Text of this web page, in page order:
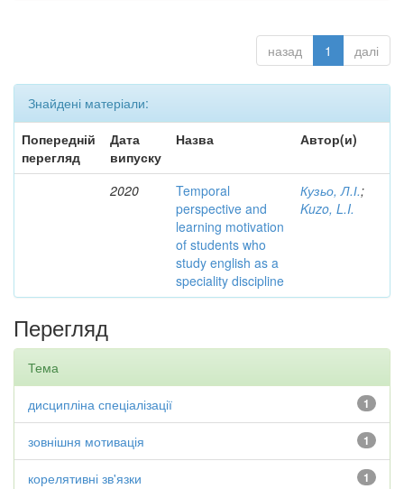
назад 1 далі
Знайдені матеріали:
Попередній
перегляд
Дата
випуску
Назва Автор(и)
2020
Temporal
perspective and
learning motivation
of students who
study english as a
speciality discipline
Кузьо, Л.І.;
Kuzo, L.I.
Перегляд
Тема
1
дисципліна спеціалізації
1
зовнішня мотивація
1
корелятивні зв'язки